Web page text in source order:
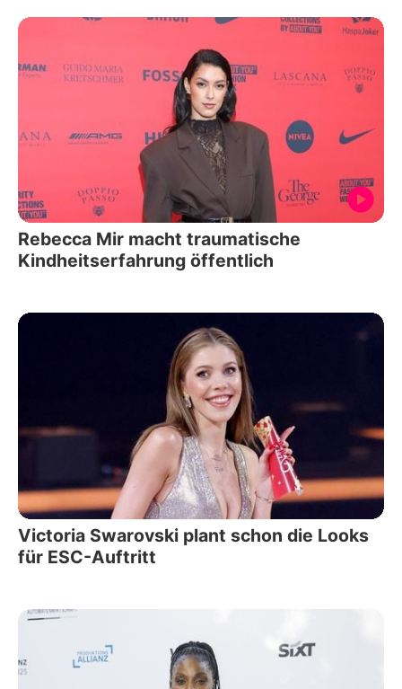
Rebecca Mir macht traumatische
Kindheitserfahrung öffentlich
Victoria Swarovski plant schon die Looks
für ESC-Auftritt